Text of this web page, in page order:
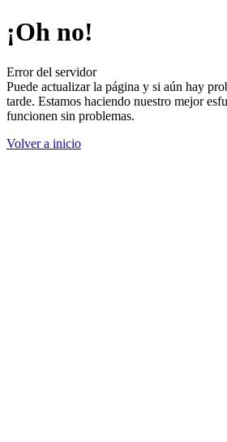
¡Oh no!
Error del servidor
Puede actualizar la página y si aún hay
tarde. Estamos haciendo nuestro mejor
funcionen sin problemas.
Volver a inicio